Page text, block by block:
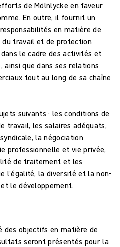
de Mölnlycke en faveur
En outre, il fournit un
en matière de
du travail et de protection
le cadre des activités et
ainsi que dans ses relations
tout au long de sa chaîne
suivants : les conditions de
travail, les salaires adéquats,
la négociation
professionnelle et vie privée,
de traitement et les
l’égalité, la diversité et la non-
le développement.
des objectifs en matière de
seront présentés pour la